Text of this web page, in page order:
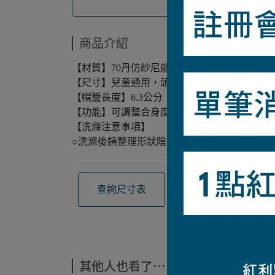
商品介紹
【材質】70丹仿紗尼龍 （撥水加工）
【尺寸】兒童通用，頭圍：51～54公分
【帽簷長度】6.3公分
【功能】可調整合身度/UV-CUT抗紫外線
【洗滌注意事項】
○洗滌後請整理形狀陰乾
查詢尺寸表 觀看材質介紹
其他人也看了⋯